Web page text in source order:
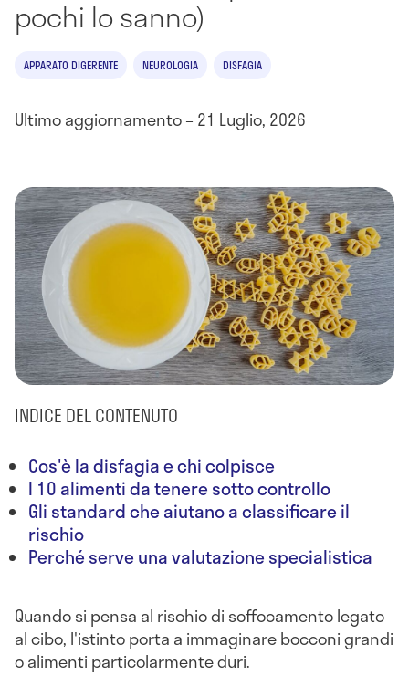
pochi lo sanno)
APPARATO DIGERENTE NEUROLOGIA DISFAGIA
Ultimo aggiornamento – 21 Luglio, 2026
INDICE DEL CONTENUTO
Cos'è la disfagia e chi colpisce
I 10 alimenti da tenere sotto controllo
Gli standard che aiutano a classificare il
rischio
Perché serve una valutazione specialistica
Quando si pensa al rischio di soffocamento legato
al cibo, l'istinto porta a immaginare bocconi grandi
o alimenti particolarmente duri.